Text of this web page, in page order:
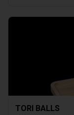
TORI BALLS